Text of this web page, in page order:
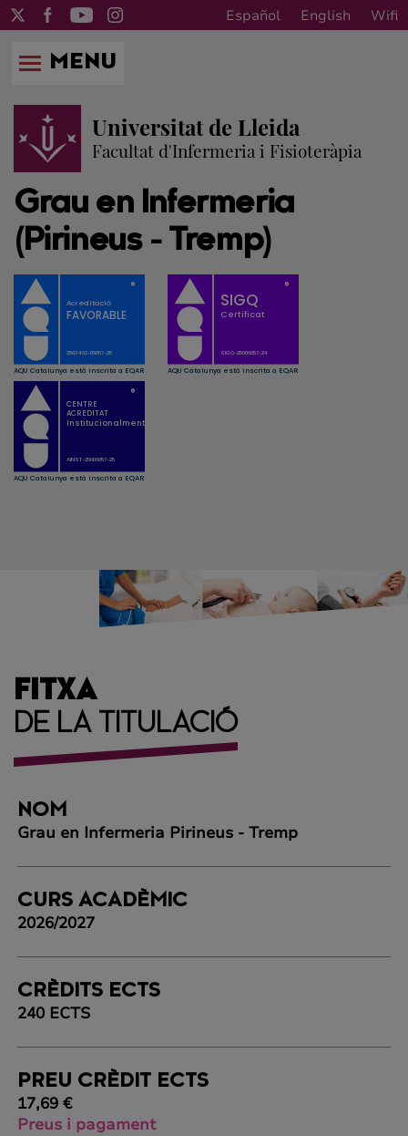
Español English Wifi
MENU
Universitat de Lleida
Facultat d'Infermeria i Fisioteràpia
Grau en Infermeria
(Pirineus - Tremp)
FITXA
DE LA TITULACIÓ
NOM
Grau en Infermeria Pirineus - Tremp
CURS ACADÈMIC
2026/2027
CRÈDITS ECTS
240 ECTS
PREU CRÈDIT ECTS
17,69 €
Preus i pagament